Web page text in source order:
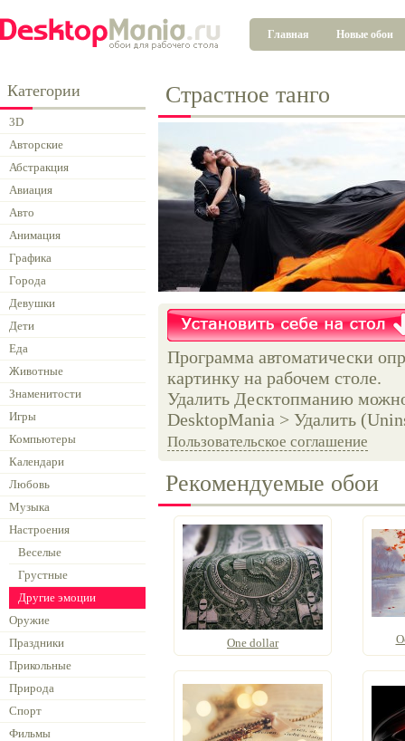
Главная Новые обои
Категории
3D
Авторские
Абстракция
Авиация
Авто
Анимация
Графика
Города
Девушки
Дети
Еда
Животные
Знаменитости
Игры
Компьютеры
Календари
Любовь
Музыка
Настроения
Веселые
Грустные
Другие эмоции
Оружие
Праздники
Прикольные
Природа
Спорт
Фильмы
Страстное танго
Программа автоматически
картинку на рабочем столе.
Удалить Десктопманию
DesktopMania > Удалить
Пользовательское соглашение
Рекомендуемые обои
One dollar